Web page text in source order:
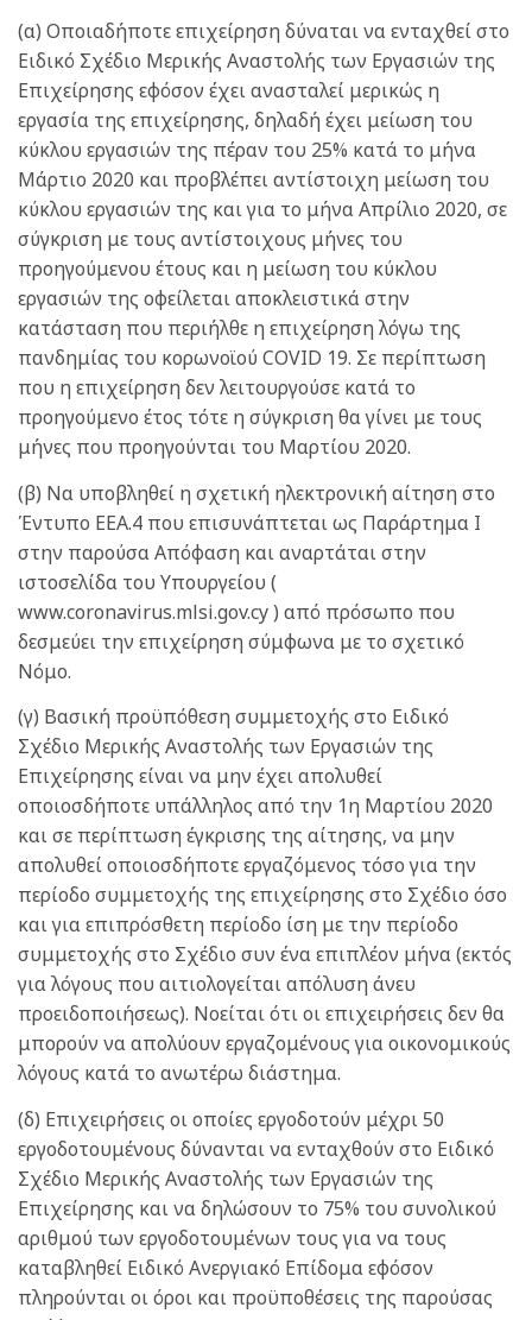
(α) Οποιαδήποτε επιχείρηση δύναται να ενταχθεί στο
Ειδικό Σχέδιο Μερικής Αναστολής των Εργασιών της
Επιχείρησης εφόσον έχει ανασταλεί μερικώς η
εργασία της επιχείρησης, δηλαδή έχει μείωση του
κύκλου εργασιών της πέραν του 25% κατά το μήνα
Μάρτιο 2020 και προβλέπει αντίστοιχη μείωση του
κύκλου εργασιών της και για το μήνα Απρίλιο 2020, σε
σύγκριση με τους αντίστοιχους μήνες του
προηγούμενου έτους και η μείωση του κύκλου
εργασιών της οφείλεται αποκλειστικά στην
κατάσταση που περιήλθε η επιχείρηση λόγω της
πανδημίας του κορωνοϊού COVID 19. Σε περίπτωση
που η επιχείρηση δεν λειτουργούσε κατά το
προηγούμενο έτος τότε η σύγκριση θα γίνει με τους
μήνες που προηγούνται του Μαρτίου 2020.
(β) Να υποβληθεί η σχετική ηλεκτρονική αίτηση στο
Έντυπο ΕΕΑ.4 που επισυνάπτεται ως Παράρτημα I
στην παρούσα Απόφαση και αναρτάται στην
ιστοσελίδα του Υπουργείου (
www.coronavirus.mlsi.gov.cy ) από πρόσωπο που
δεσμεύει την επιχείρηση σύμφωνα με το σχετικό
Νόμο.
(γ) Βασική προϋπόθεση συμμετοχής στο Ειδικό
Σχέδιο Μερικής Αναστολής των Εργασιών της
Επιχείρησης είναι να μην έχει απολυθεί
οποιοσδήποτε υπάλληλος από την 1η Μαρτίου 2020
και σε περίπτωση έγκρισης της αίτησης, να μην
απολυθεί οποιοσδήποτε εργαζόμενος τόσο για την
περίοδο συμμετοχής της επιχείρησης στο Σχέδιο όσο
και για επιπρόσθετη περίοδο ίση με την περίοδο
συμμετοχής στο Σχέδιο συν ένα επιπλέον μήνα (εκτός
για λόγους που αιτιολογείται απόλυση άνευ
προειδοποιήσεως). Νοείται ότι οι επιχειρήσεις δεν θα
μπορούν να απολύουν εργαζομένους για οικονομικούς
λόγους κατά το ανωτέρω διάστημα.
(δ) Επιχειρήσεις οι οποίες εργοδοτούν μέχρι 50
εργοδοτουμένους δύνανται να ενταχθούν στο Ειδικό
Σχέδιο Μερικής Αναστολής των Εργασιών της
Επιχείρησης και να δηλώσουν το 75% του συνολικού
αριθμού των εργοδοτουμένων τους για να τους
καταβληθεί Ειδικό Ανεργιακό Επίδομα εφόσον
πληρούνται οι όροι και προϋποθέσεις της παρούσας